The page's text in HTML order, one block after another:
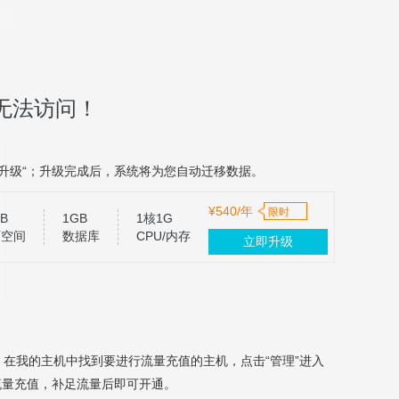
访问！
“；升级完成后，系统将为您自动迁移数据。
间
1GB
数据库
1核1G
CPU/内存
¥540/年 限时
立即升级
在我的主机中找到要进行流量充值的主机，点击“管理”进入
充值，补足流量后即可开通。